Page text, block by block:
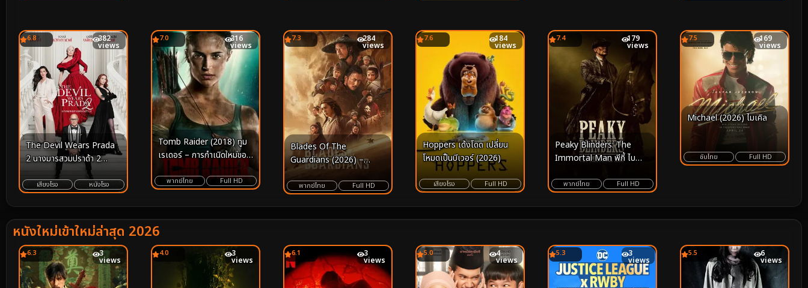
382
views
6.8
The Devil Wears Prada
2 นางมารสวมปราด้า 2
(2026)
เสียงโรง หนังโรง
316
views
7.0
Tomb Raider (2018) ทูม
เรเดอร์ – การกำเนิดใหม่ของ
“ลาร่า ครอฟต์” กับบท
ทดสอบที่ดิบและสมจริงที่สุด
พากย์ไทย Full HD
284
views
7.3
Blades Of The
Guardians (2026) –
ปรากฏการณ์แอนิเมชั่นระดับ
มาสเตอร์พีซที่นิยามคำว่า “ลูก
พากย์ไทย Full HD
184
views
7.6
Hoppers เด้งโดด เปลี่ยน
โหมดเป็นบีเวอร์ (2026)
เสียงโรง Full HD
179
views
7.4
Peaky Blinders: The
Immortal Man พีกี้ ไบ
(2026)
พากย์ไทย Full HD
169
views
7.5
Michael (2026) ไมเคิล
ซับไทย Full HD
หนังใหม่เข้าใหม่ล่าสุด 2026
3
views
6.3 3
views
4.0 3
views
6.1 4
views
5.0 3
views
5.3 6
views
5.5